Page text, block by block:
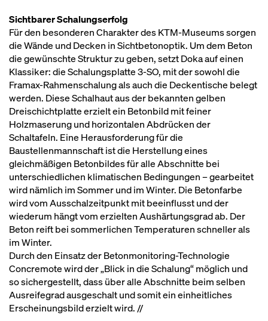
Sichtbarer Schalungserfolg
Für den besonderen Charakter des KTM-Museums sorgen
die Wände und Decken in Sichtbetonoptik. Um dem Beton
die gewünschte Struktur zu geben, setzt Doka auf einen
Klassiker: die Schalungsplatte 3‑SO, mit der sowohl die
Framax-Rahmenschalung als auch die Deckentische belegt
werden. Diese Schalhaut aus der bekannten gelben
Dreischichtplatte erzielt ein Betonbild mit feiner
Holzmaserung und horizontalen Abdrücken der
Schaltafeln. Eine Herausforderung für die
Baustellenmannschaft ist die Herstellung eines
gleichmäßigen Betonbildes für alle Abschnitte bei
unterschiedlichen klimatischen Bedingungen – gearbeitet
wird nämlich im Sommer und im Winter. Die Betonfarbe
wird vom Ausschalzeitpunkt mit beeinflusst und der
wiederum hängt vom erzielten Aushärtungsgrad ab. Der
Beton reift bei sommerlichen Temperaturen schneller als
im Winter.
Durch den Einsatz der Betonmonitoring-Technologie
Concremote wird der „Blick in die Schalung“ möglich und
so sichergestellt, dass über alle Abschnitte beim selben
Ausreifegrad ausgeschalt und somit ein einheitliches
Erscheinungsbild erzielt wird. //